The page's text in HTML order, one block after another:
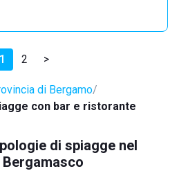
1 2 >
di Bergamo
con bar e ristorante
di spiagge nel